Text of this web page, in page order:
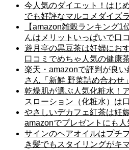
今人気のダイエット！はじ
でも好評なマルコメダイズ
【amazon雑穀ランキング1
んはメリットいっぱいで口
遊月亭の黒豆茶は妊婦にお
口コミでめちゃ人気の健康
楽天・amazonで評判が良
さん「新鮮 野菜詰め合わ
乾燥肌が選ぶ人気化粧水！
スローション（化粧水）は
やさしいデカフェ紅茶は妊
amazonでプレゼントにも人
サインのヘアオイルはプチ
き髪でもスタイリングがキ